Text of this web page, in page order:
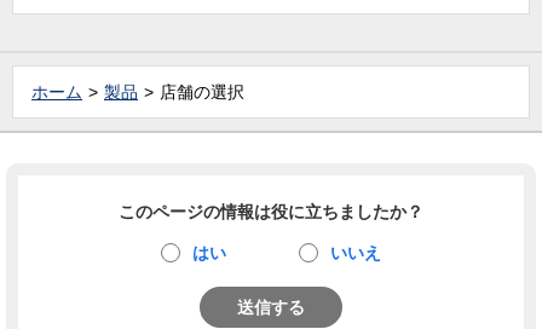
ホーム 製品 店舗の選択
このページの情報は役に立ちましたか？
はい いいえ
送信する